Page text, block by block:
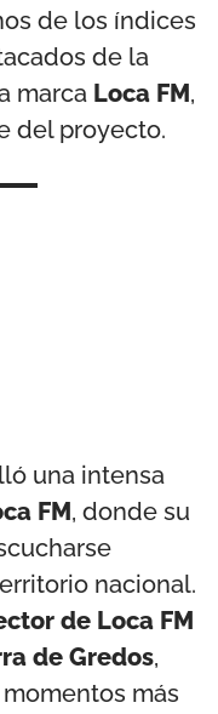
de los índices
de la
marca Loca FM,
del proyecto.
una intensa
FM, donde su
nacional.
de Loca FM
de Gredos,
más